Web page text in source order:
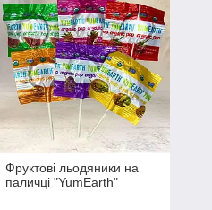
Фруктові льодяники на
паличці "YumEarth"